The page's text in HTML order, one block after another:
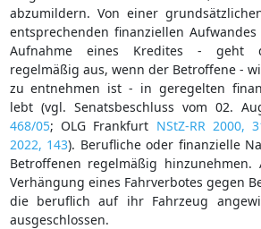
abzumildern. Von einer
entsprechenden finanziellen
Aufnahme eines Kredites - geht
regelmäßig aus, wenn der Betroffene -
zu entnehmen ist - in geregelten
lebt (vgl. Senatsbeschluss vom 02.
468/05; OLG Frankfurt NStZ-RR 2000,
2022, 143). Berufliche oder finanzielle
Betroffenen regelmäßig
Verhängung eines Fahrverbotes gegen
die beruflich auf ihr Fahrzeug
ausgeschlossen.